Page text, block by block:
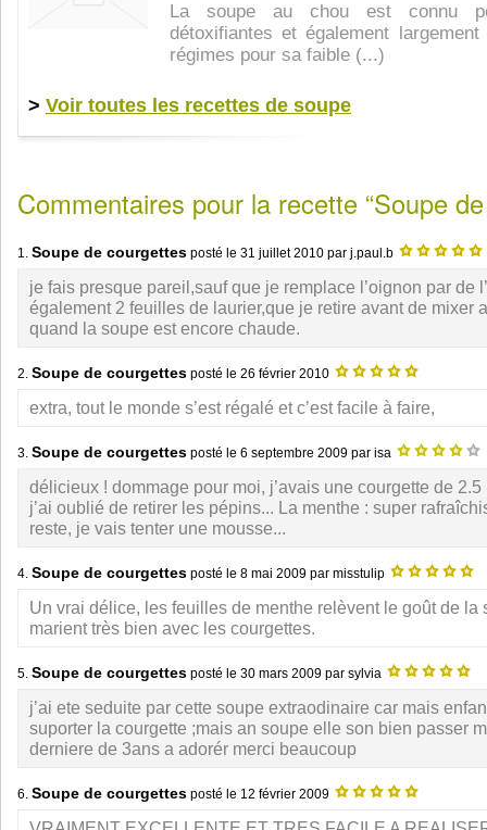
La soupe au chou est connu
détoxifiantes et également
régimes pour sa faible (...)
> Voir toutes les recettes de soupe
Commentaires pour la recette “Soupe
1. Soupe de courgettes posté le 31 juillet 2010 par j.paul.b
je fais presque pareil,sauf que je remplace l’oignon par de
également 2 feuilles de laurier,que je retire avant de mixer
quand la soupe est encore chaude.
2. Soupe de courgettes posté le 26 février 2010
extra, tout le monde s’est régalé et c’est facile à faire,
3. Soupe de courgettes posté le 6 septembre 2009 par isa
délicieux ! dommage pour moi, j’avais une courgette de
j’ai oublié de retirer les pépins... La menthe : super
reste, je vais tenter une mousse...
4. Soupe de courgettes posté le 8 mai 2009 par misstulip
Un vrai délice, les feuilles de menthe relèvent le goût de la
marient très bien avec les courgettes.
5. Soupe de courgettes posté le 30 mars 2009 par sylvia
j’ai ete seduite par cette soupe extraodinaire car mais
suporter la courgette ;mais an soupe elle son bien passer
derniere de 3ans a adorér merci beaucoup
6. Soupe de courgettes posté le 12 février 2009